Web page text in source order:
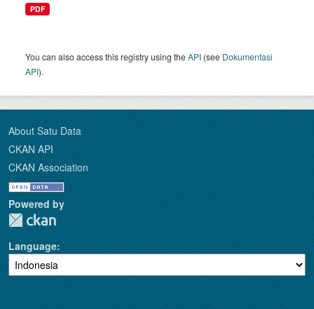
PDF
You can also access this registry using theAPI (see Dokumentasi
API).
About Satu Data
CKAN API
CKAN Association
Powered by
Language